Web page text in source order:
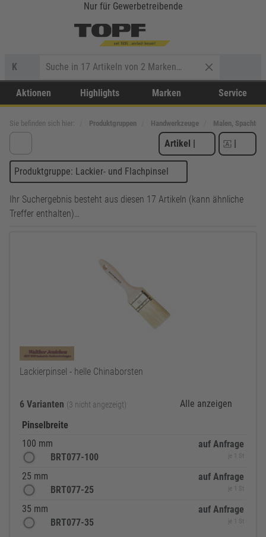
Nur für Gewerbetreibende
K
Aktionen Highlights Marken Service
Sie befinden sich hier: Produktgruppen Handwerkzeuge Malen,
Artikel | |
Produktgruppe: Lackier- und Flachpinsel
Ihr Suchergebnis besteht aus diesen 17 Artikeln (kann ähnliche
Treffer enthalten)…
Lackierpinsel - helle Chinaborsten
6 Varianten (3 nicht angezeigt)
Alle anzeigen
Pinselbreite
100 mm
BRT077-100
auf Anfrage
je 1 St
25 mm
BRT077-25
auf Anfrage
je 1 St
35 mm
BRT077-35
auf Anfrage
je 1 St